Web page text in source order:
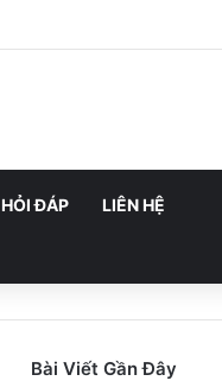
HỎI ĐÁP LIÊN HỆ
Bài Viết Gần Đây